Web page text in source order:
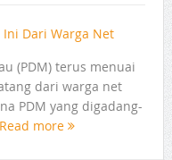
(PDM) terus menuai
dari warga net
PDM yang digadang-
Read more